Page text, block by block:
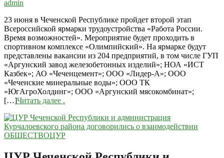
admin
23 июня в Чеченской Республике пройдет второй этап
Всероссийской ярмарки трудоустройства «Работа России.
Время возможностей». Мероприятие будет проходить в
спортивном комплексе «Олимпийский». На ярмарке будут
представлены вакансии из 204 предприятий, в том числе ГУП
«Аргунский завод железобетонных изделий»; НОА «ИСТ
Казбек»; АО «Чеченцемент»; ООО «Лидер-А»; ООО
«Чеченские минеральные воды»; ООО ТК
«ЮгАгроХолдинг»; ООО «Аргунский мясокомбинат»;
[…]Читать далее .
ОБЩЕСТВОЦУР